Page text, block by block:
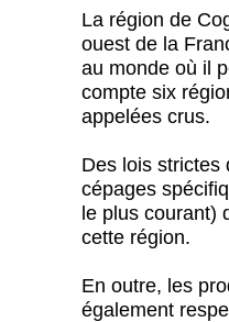
La région de
ouest de la
au monde où il
compte six
appelées crus.
Des lois strictes
cépages
le plus courant)
cette région.
En outre, les
également